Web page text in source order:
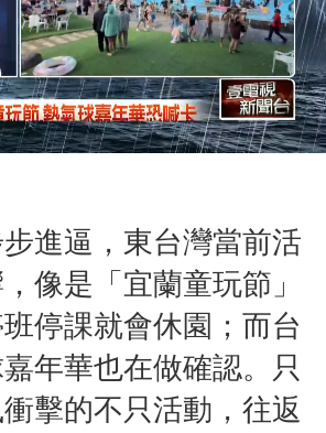
進逼，東台灣當前活
像是「宜蘭童玩節」
停課就會休園；而台
年華也在做確認。只
擊的不只活動，往返